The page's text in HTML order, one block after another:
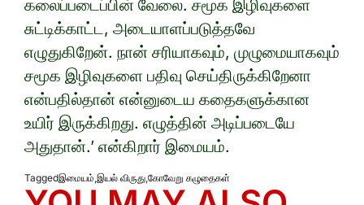
கலைப்படைப்பின் வேலை. சமூக இழிவுகளை
சுட்டிக்காட்ட, அடையாளப்படுத்தவே
எழுதுகிறேன். நான் சரியாகவும், முழுமையாகவும்
சமூக இழிவுகளை பதிவு செய்திருக்கிறேனா
என்பதில்தான் என்னுடைய கதைகளுக்கான
உயிர் இருக்கிறது. எழுத்தின் அடிப்படையே
அதுதான்.’ என்கிறார் இமையம்.
Taggedஇமையம்,இயல் விருது,கோவேறு கழுதைகள்